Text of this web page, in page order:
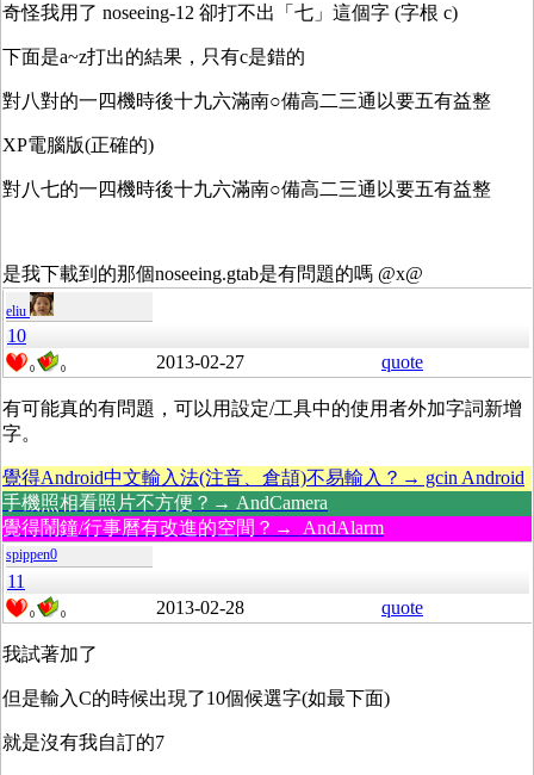
奇怪我用了 noseeing-12 卻打不出「七」這個字 (字根 c)
下面是a~z打出的結果，只有c是錯的
對八對的一四機時後十九六滿南○備高二三通以要五有益整
XP電腦版(正確的)
對八七的一四機時後十九六滿南○備高二三通以要五有益整
是我下載到的那個noseeing.gtab是有問題的嗎 @x@
eliu
10
0 0 2013-02-27 quote
有可能真的有問題，可以用設定/工具中的使用者外加字詞新增
字。
覺得Android中文輸入法(注音、倉頡)不易輸入？→ gcin Android
手機照相看照片不方便？→ AndCamera
覺得鬧鐘/行事曆有改進的空間？→ AndAlarm
spippen0
11
0 0 2013-02-28 quote
我試著加了
但是輸入C的時候出現了10個候選字(如最下面)
就是沒有我自訂的7